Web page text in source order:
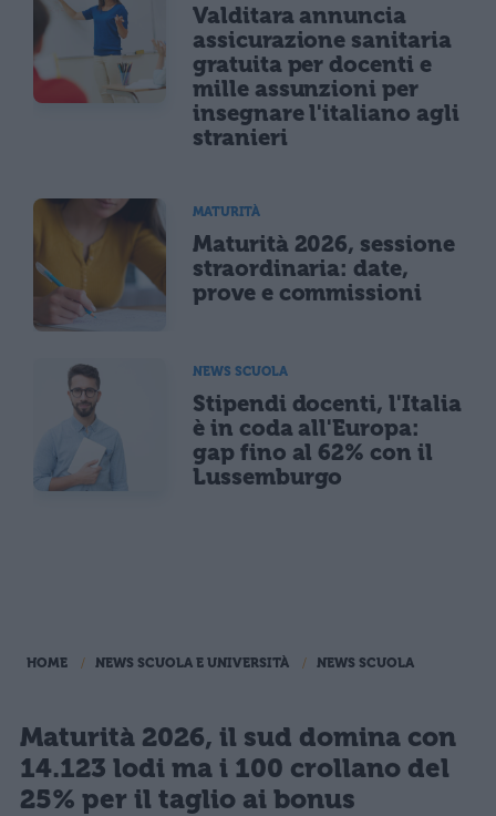
Valditara annuncia
assicurazione sanitaria
gratuita per docenti e
mille assunzioni per
insegnare l'italiano agli
stranieri
MATURITÀ
Maturità 2026, sessione
straordinaria: date,
prove e commissioni
NEWS SCUOLA
Stipendi docenti, l'Italia
è in coda all'Europa:
gap fino al 62% con il
Lussemburgo
HOME NEWS SCUOLA E UNIVERSITÀ NEWS SCUOLA
Maturità 2026, il sud domina con
14.123 lodi ma i 100 crollano del
25% per il taglio ai bonus